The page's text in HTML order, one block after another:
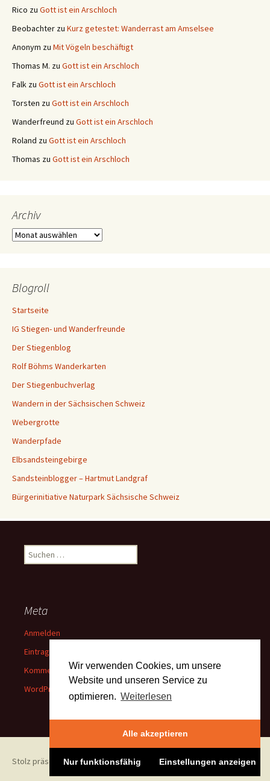
Wir verwenden Cookies, um unsere
Website und unseren Service zu
optimieren. Weiterlesen
Alle akzeptieren
Nur funktionsfähig Einstellungen anzeigen
Rico zu Gott ist ein Arschloch
Beobachter zu Kurz getestet: Wanderrast am Amselsee
Anonym zu Mit Vögeln beschäftigt
Thomas M. zu Gott ist ein Arschloch
Falk zu Gott ist ein Arschloch
Torsten zu Gott ist ein Arschloch
Wanderfreund zu Gott ist ein Arschloch
Roland zu Gott ist ein Arschloch
Thomas zu Gott ist ein Arschloch
Archiv
Archiv
Blogroll
Startseite
IG Stiegen- und Wanderfreunde
Der Stiegenblog
Rolf Böhms Wanderkarten
Der Stiegenbuchverlag
Wandern in der Sächsischen Schweiz
Webergrotte
Wanderpfade
Elbsandsteingebirge
Sandsteinblogger – Hartmut Landgraf
Bürgerinitiative Naturpark Sächsische Schweiz
Suchen
nach:
Meta
Anmelden
Eintrags-Feed
Kommentar-Feed
WordPress.org
Stolz präsentiert von WordPress